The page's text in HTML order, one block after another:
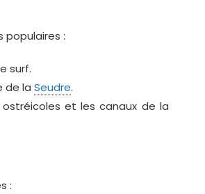
populaires :
surf.
de laSeudre.
et les canaux de la
: